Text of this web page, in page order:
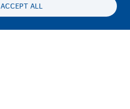
ACCEPT ALLالخصوصية وإخلاء المسئولية
AR
Persistent
menu